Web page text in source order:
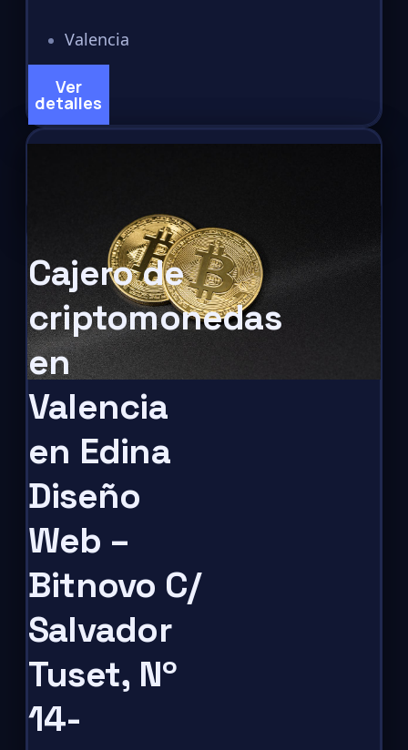
Valencia
Ver
detalles
Cajero de
criptomonedas
en
Valencia
en Edina
Diseño
Web –
Bitnovo C/
Salvador
Tuset, Nº
14-